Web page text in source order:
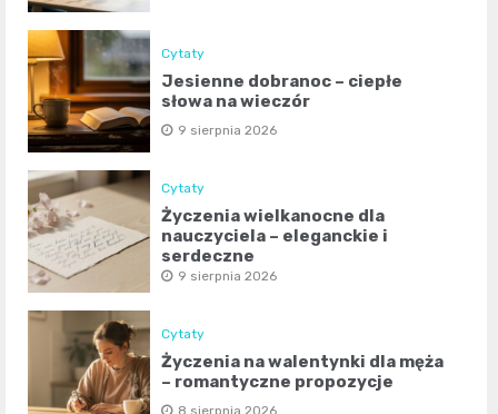
Cytaty
Jesienne dobranoc – ciepłe
słowa na wieczór
9 sierpnia 2026
Cytaty
Życzenia wielkanocne dla
nauczyciela – eleganckie i
serdeczne
9 sierpnia 2026
Cytaty
Życzenia na walentynki dla męża
– romantyczne propozycje